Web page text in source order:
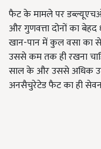
फैट के मामले पर
और गुणवत्ता दोनों का
खान-पान में कुल वसा का
उससे कम तक ही रखना
साल के और उससे अधिक
अनसैचुरेटेड फैट का ही सेवन